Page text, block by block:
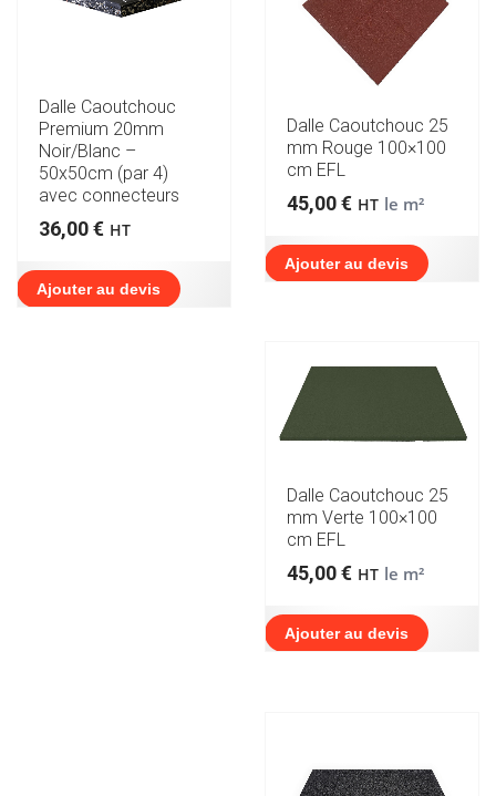
Dalle Caoutchouc
Premium 20mm
Noir/Blanc –
50x50cm (par 4)
avec connecteurs
36,00€ HT
Ajouter au devis
Dalle Caoutchouc 25
mm Rouge 100×100
cm EFL
45,00€ HT le m²
Ajouter au devis
Dalle Caoutchouc 25
mm Verte 100×100
cm EFL
45,00€ HT le m²
Ajouter au devis